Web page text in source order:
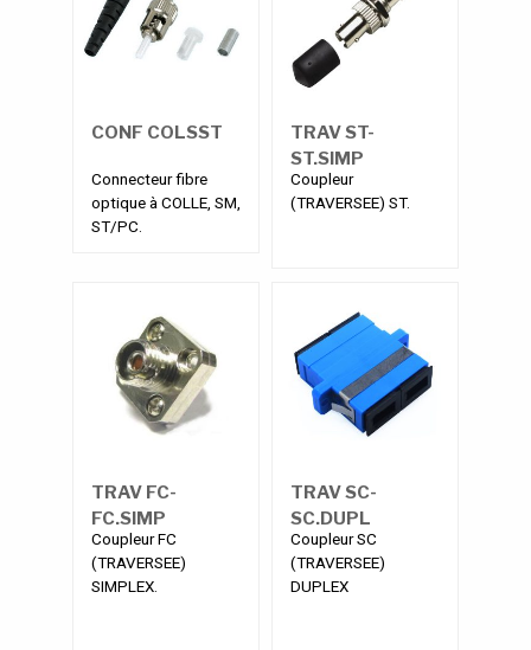
CONF COLSST
Connecteur fibre
optique à COLLE, SM,
ST/PC.
TRAV ST-
ST.SIMP
Coupleur
(TRAVERSEE) ST.
TRAV FC-
FC.SIMP
Coupleur FC
(TRAVERSEE)
SIMPLEX.
TRAV SC-
SC.DUPL
Coupleur SC
(TRAVERSEE)
DUPLEX